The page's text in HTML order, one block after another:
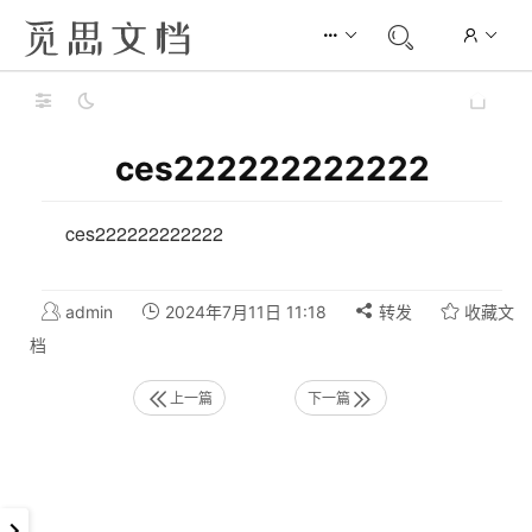
ces222222222222
ces222222222222
admin 2024年7月11日 11:18 转发
收藏文
档
上一篇 下一篇